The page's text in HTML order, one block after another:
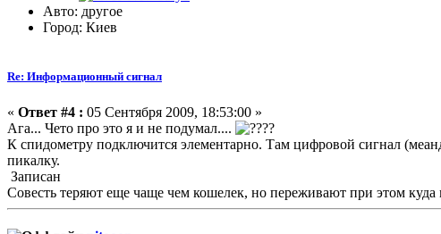
Авто: другое
Город: Киев
Re: Информационный сигнал
« Ответ #4 : 05 Сентября 2009, 18:53:00 »
Ага... Чето про это я и не подумал....
?
К спидометру подключится элементарно. Там цифровой сигнал
пикалку.
Записан
Совесть теряют еще чаще чем кошелек, но переживают при этом